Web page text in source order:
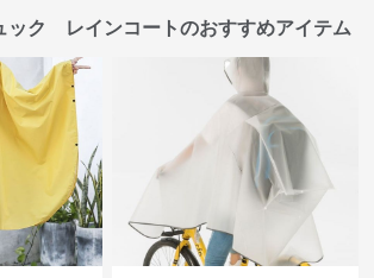
ック レインコートのおすすめアイテム